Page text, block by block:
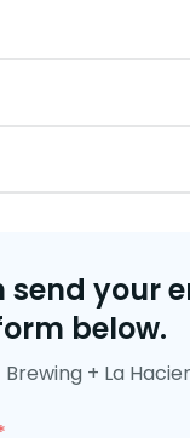
send your
below.
Brewing + La